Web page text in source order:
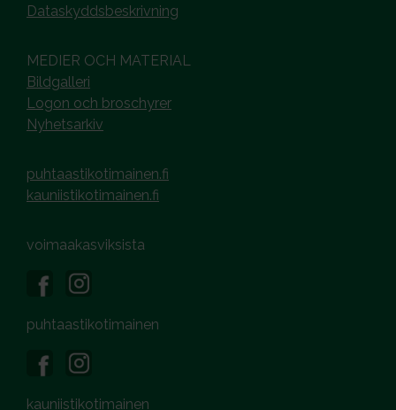
Dataskyddsbeskrivning
MEDIER OCH MATERIAL
Bildgalleri
Logon och broschyrer
Nyhetsarkiv
puhtaastikotimainen.fi
kauniistikotimainen.fi
voimaakasviksista
puhtaastikotimainen
kauniistikotimainen